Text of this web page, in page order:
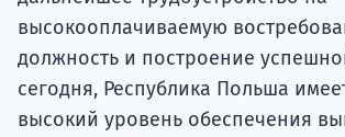
высокооплачиваемую
должность и построение
сегодня, Республика Польша
высокий уровень обеспечения